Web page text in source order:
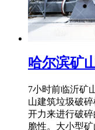
哈尔滨矿
7小时前临沂矿
山建筑垃圾破
开力来进行破
脆性。大小型